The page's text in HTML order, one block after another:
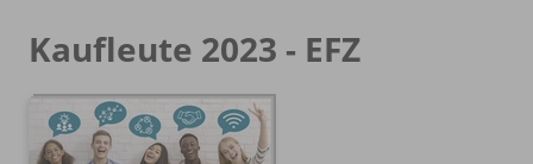
Kaufleute 2023 - EFZ